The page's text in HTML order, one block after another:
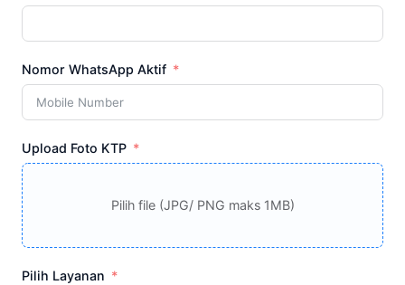
Nomor WhatsApp Aktif
Upload Foto KTP
Pilih file (JPG/ PNG maks 1MB)
Pilih Layanan